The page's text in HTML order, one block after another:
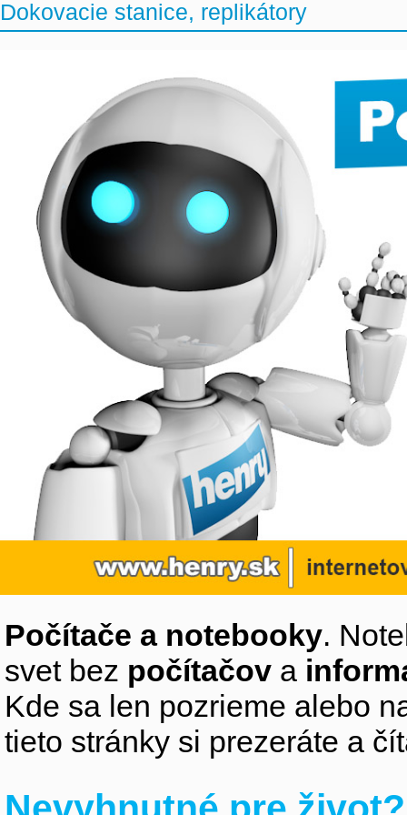
Dokovacie stanice, replikátory
Počítače a notebooky.
svet bez počítačov a
Kde sa len pozrieme alebo
tieto stránky si prezeráte a